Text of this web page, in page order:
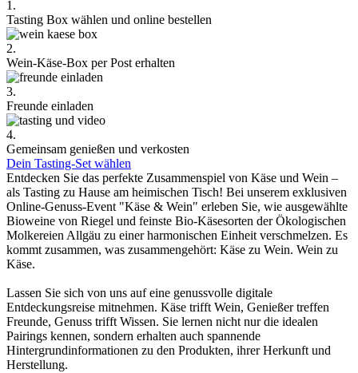
1.
Tasting Box wählen und online bestellen
2.
Wein-Käse-Box per Post erhalten
3.
Freunde einladen
4.
Gemeinsam genießen und verkosten
Dein Tasting-Set wählen
Entdecken Sie das perfekte Zusammenspiel von Käse und Wein –
als Tasting zu Hause am heimischen Tisch! Bei unserem exklusiven
Online-Genuss-Event "Käse & Wein" erleben Sie, wie ausgewählte
Bioweine von Riegel und feinste Bio-Käsesorten der Ökologischen
Molkereien Allgäu zu einer harmonischen Einheit verschmelzen. Es
kommt zusammen, was zusammengehört: Käse zu Wein. Wein zu
Käse.
Lassen Sie sich von uns auf eine genussvolle digitale
Entdeckungsreise mitnehmen. Käse trifft Wein, Genießer treffen
Freunde, Genuss trifft Wissen. Sie lernen nicht nur die idealen
Pairings kennen, sondern erhalten auch spannende
Hintergrundinformationen zu den Produkten, ihrer Herkunft und
Herstellung.